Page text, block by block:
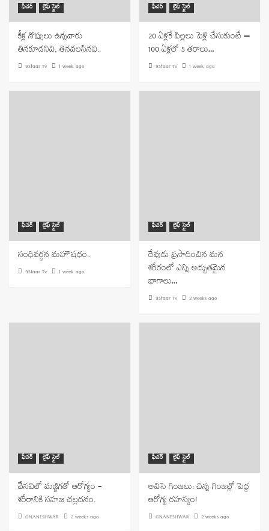
ఫీచర్ లైఫ్ స్టైల్
కీళ్ల నొప్పులు ఉన్నవారు
తినకూడనివి, తినవలసినవి..
9Staar Tv 1 week ago
ఫీచర్ లైఫ్ స్టైల్
20 ఏళ్లకే పిల్లలు పెళ్లి చేసుకుంటే —
100 ఏళ్లలో 5 తరాలు…
9Staar Tv 1 week ago
ఫీచర్ లైఫ్ స్టైల్
సంధివర్ధన మహౌషధం..
9Staar Tv 1 week ago
ఫీచర్ లైఫ్ స్టైల్
దేవుడు ప్రసాదించిన మన
శరీరంలో ఎన్ని అద్భుతమైన
భాగాలు…
9Staar Tv 2 weeks ago
ఫీచర్ లైఫ్ స్టైల్
వేసవిలో మజ్జిగతో ఆరోగ్యం –
శరీరానికి సహజ చల్లదనం.
GNANESHWAR 2 weeks ago
ఫీచర్ లైఫ్ స్టైల్
అవిసె గింజలు: చిన్న గింజల్లో పెద్ద
ఆరోగ్య రహస్యం!
GNANESHWAR 2 weeks ago